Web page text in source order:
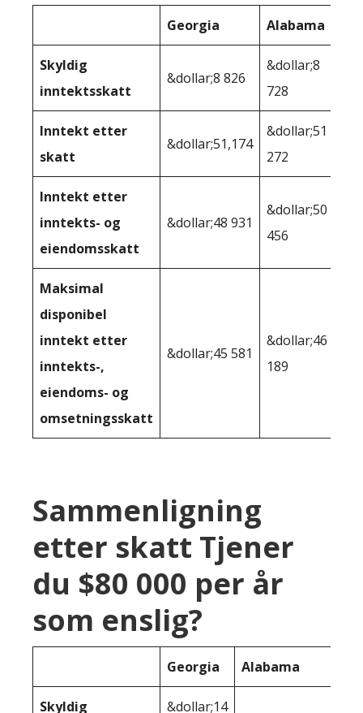
Georgia Alabama
Skyldig
inntektsskatt
&dollar;8 826
&dollar;8
728
Inntekt etter
skatt
&dollar;51,174
&dollar;51
272
Inntekt etter
inntekts- og
eiendomsskatt
&dollar;48 931
&dollar;50
456
Maksimal
disponibel
inntekt etter
inntekts-,
eiendoms- og
omsetningsskatt
&dollar;45 581
&dollar;46
189
Sammenligning
etter skatt Tjener
du $80 000 per år
som enslig?
Georgia Alabama
Skyldig &dollar;14